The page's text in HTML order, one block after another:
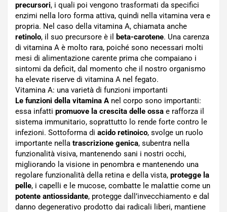
precursori, i quali poi vengono trasformati da specifici
enzimi nella loro forma attiva, quindi nella vitamina vera e
propria. Nel caso della vitamina A, chiamata anche
retinolo, il suo precursore è il beta-carotene. Una carenza
di vitamina A è molto rara, poiché sono necessari molti
mesi di alimentazione carente prima che compaiano i
sintomi da deficit, dal momento che il nostro organismo
ha elevate riserve di vitamina A nel fegato.
Vitamina A: una varietà di funzioni importanti
Le funzioni della vitamina A nel corpo sono importanti:
essa infatti promuove la crescita delle ossa e rafforza il
sistema immunitario, soprattutto lo rende forte contro le
infezioni. Sottoforma di acido retinoico, svolge un ruolo
importante nella trascrizione genica, subentra nella
funzionalità visiva, mantenendo sani i nostri occhi,
migliorando la visione in penombra e mantenendo una
regolare funzionalità della retina e della vista, protegge la
pelle, i capelli e le mucose, combatte le malattie come un
potente antiossidante, protegge dall’invecchiamento e dal
danno degenerativo prodotto dai radicali liberi, mantiene